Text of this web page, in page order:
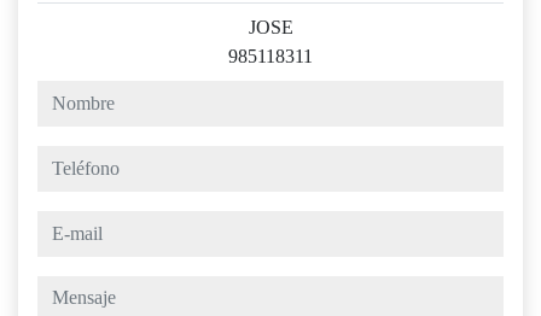
JOSE
985118311
nombre
teléfono
e-mail
mensaje